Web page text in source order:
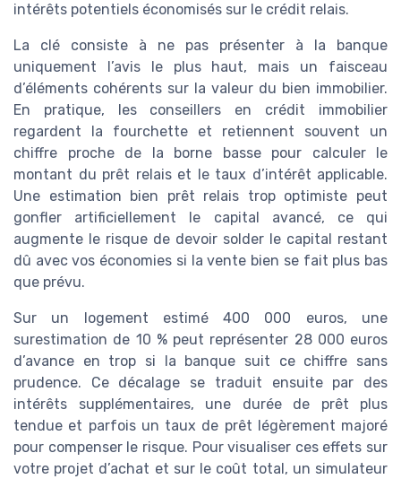
intérêts potentiels économisés sur le crédit relais.
La clé consiste à ne pas présenter à la banque
uniquement l’avis le plus haut, mais un faisceau
d’éléments cohérents sur la valeur du bien immobilier.
En pratique, les conseillers en crédit immobilier
regardent la fourchette et retiennent souvent un
chiffre proche de la borne basse pour calculer le
montant du prêt relais et le taux d’intérêt applicable.
Une estimation bien prêt relais trop optimiste peut
gonfler artificiellement le capital avancé, ce qui
augmente le risque de devoir solder le capital restant
dû avec vos économies si la vente bien se fait plus bas
que prévu.
Sur un logement estimé 400 000 euros, une
surestimation de 10 % peut représenter 28 000 euros
d’avance en trop si la banque suit ce chiffre sans
prudence. Ce décalage se traduit ensuite par des
intérêts supplémentaires, une durée de prêt plus
tendue et parfois un taux de prêt légèrement majoré
pour compenser le risque. Pour visualiser ces effets sur
votre projet d’achat et sur le coût total, un simulateur